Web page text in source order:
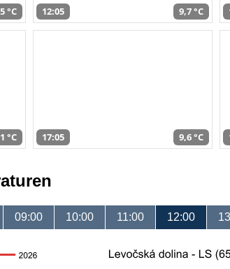
°C 12:05 9,7 °C
°C 17:05 9,6 °C
09:00 10:00 11:00 12:00